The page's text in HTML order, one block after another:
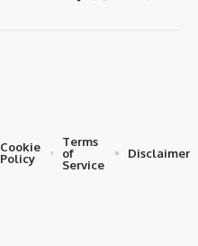
Cookie
Policy
Terms
of
Service
Disclaimer